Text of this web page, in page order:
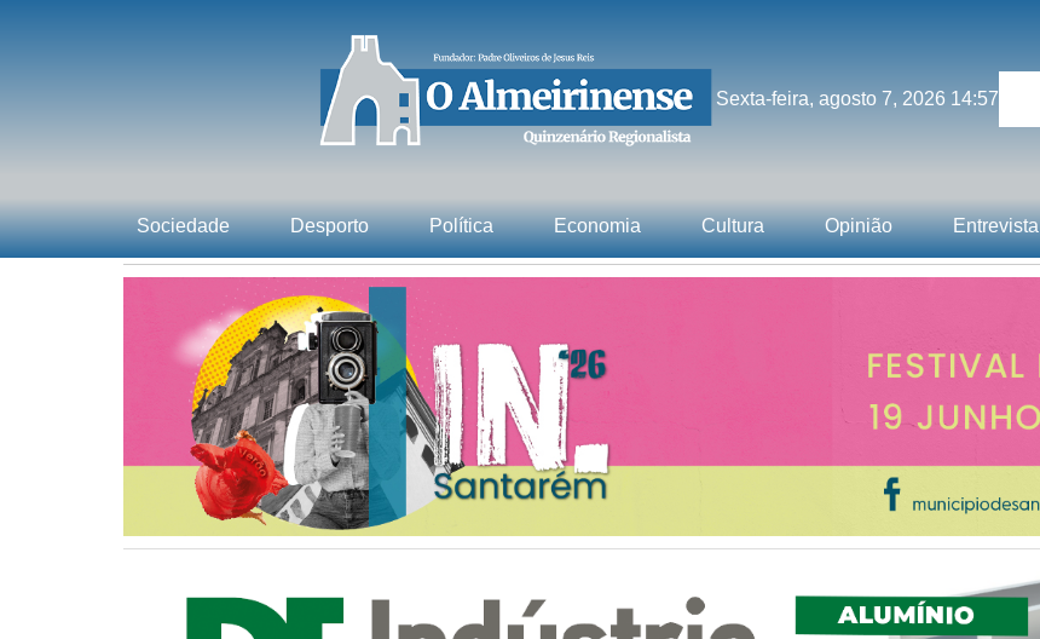
Sexta-feira, agosto 7, 2026 14:57
Sociedade Desporto Política Economia Cultura Opinião Entrevista